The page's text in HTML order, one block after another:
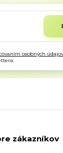
osobných
zákazníkov